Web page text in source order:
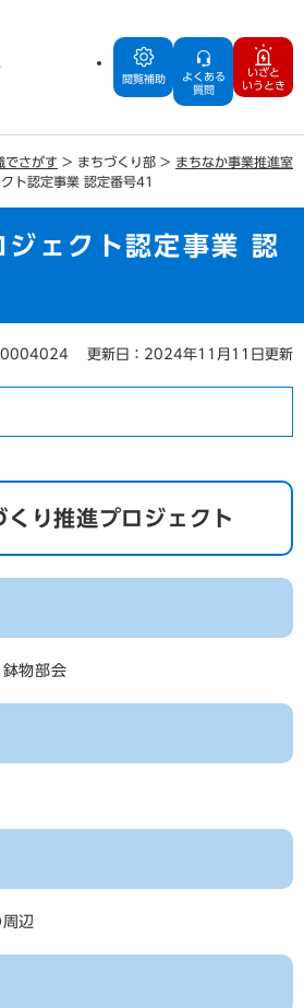
閲覧補助
よくある
質問
いざと
いうとき
でさがす > まちづくり部 > まちなか事業推進室
ト認定事業 認定番号41
ジェクト認定事業 認
0004024 更新日：2024年11月11日更新
くり推進プロジェクト
物部会
辺